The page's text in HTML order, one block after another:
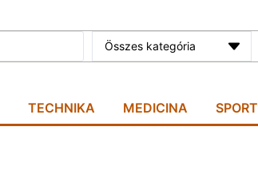
Összes kategória
TECHNIKA MEDICINA SPORT